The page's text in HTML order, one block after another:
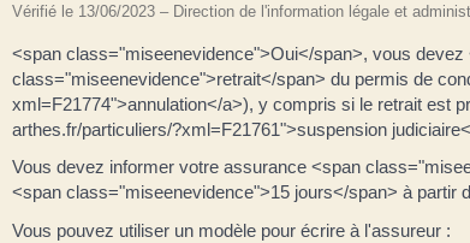
Vérifié le 13/06/2023 – Direction de l'information légale et
<span class="miseenevidence">Oui</span>, vous
class="miseenevidence">retrait</span> du permis de
xml=F21774">annulation</a>), y compris si le retrait est
arthes.fr/particuliers/?xml=F21761">suspension
Vous devez informer votre assurance <span
<span class="miseenevidence">15 jours</span> à partir
Vous pouvez utiliser un modèle pour écrire à l'assureur :